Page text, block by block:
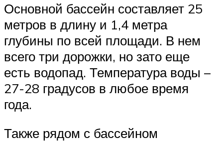
Основной бассейн составляет 25
метров в длину и 1,4 метра
глубины по всей площади. В нем
всего три дорожки, но зато еще
есть водопад. Температура воды –
27-28 градусов в любое время
года.
Также рядом с бассейном